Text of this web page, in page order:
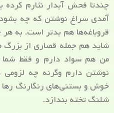
چندتا فحش آبدار نثارم
آمدی سراغ نوشتن که چه
قروباغه‌ها هم بدتر است. به
شاید هم جمله‌ قصاری از بزرگ
من هم سواد دارم و فقط
نوشتن دارم وگرنه چه
خوش و بستنی‌های رنگارنگ رها
شلنگ تخته بندازد.